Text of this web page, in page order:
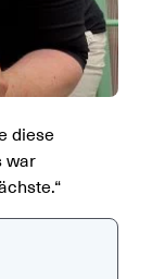
diese
war